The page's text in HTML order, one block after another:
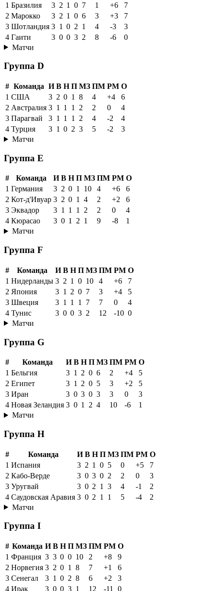
1 Бразилия 3 2 1 0 7 1 +6
7
2 Марокко 3 2 1 0 6 3 +3
7
3 Шотландия 3 1 0 2 1 4 -3
3
4 Гаити 3 0 0 3 2 8 -6
0
Матчи
Группа D
# Команда И В Н П МЗ ПМ РМ О
1 США 3 2 0 1 8 4 +4
6
2 Австралия 3 1 1 1 2 2 0
4
3 Парагвай 3 1 1 1 2 4 -2
4
4 Турция 3 1 0 2 3 5 -2
3
Матчи
Группа E
# Команда И В Н П МЗ ПМ РМ О
1 Германия 3 2 0 1 10 4 +6
6
2 Кот-д'Ивуар 3 2 0 1 4 2 +2
6
3 Эквадор 3 1 1 1 2 2 0
4
4 Кюрасао 3 0 1 2 1 9 -8
1
Матчи
Группа F
# Команда И В Н П МЗ ПМ РМ О
1 Нидерланды 3 2 1 0 10 4 +6
7
2 Япония 3 1 2 0 7 3 +4
5
3 Швеция 3 1 1 1 7 7 0
4
4 Тунис 3 0 0 3 2 12 -10 0
Матчи
Группа G
# Команда И В Н П МЗ ПМ РМ О
1 Бельгия 3 1 2 0 6 2 +4
5
2 Египет 3 1 2 0 5 3 +2
5
3 Иран 3 0 3 0 3 3 0
3
4 Новая Зеландия 3 0 1 2 4 10 -6
1
Матчи
Группа H
# Команда И В Н П МЗ ПМ РМ О
1 Испания 3 2 1 0 5 0 +5
7
2 Кабо-Верде 3 0 3 0 2 2 0
3
3 Уругвай 3 0 2 1 3 4 -1
2
4 Саудовская Аравия 3 0 2 1 1 5 -4
2
Матчи
Группа I
# Команда И В Н П МЗ ПМ РМ О
1 Франция 3 3 0 0 10 2 +8
9
2 Норвегия 3 2 0 1 8 7 +1
6
3 Сенегал 3 1 0 2 8 6 +2
3
4 Ирак 3 0 0 3 1 12 -11
0